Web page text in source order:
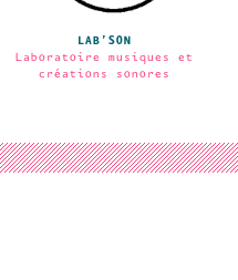
LAB’SON
Laboratoire musiques et
créations sonores